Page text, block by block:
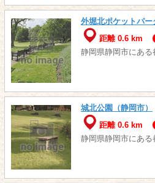
外堀北ポケットパー
距離 0.6 km
静岡県静岡市にある
城北公園（静岡市）
距離 0.6 km
静岡県静岡市にある